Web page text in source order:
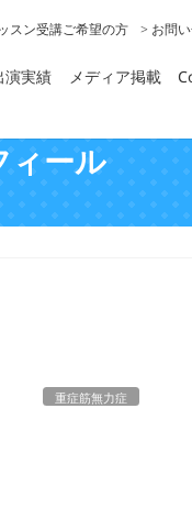
スン受講ご希望の方 > お問
演実績 メディア掲載
ィール
重症筋無力症